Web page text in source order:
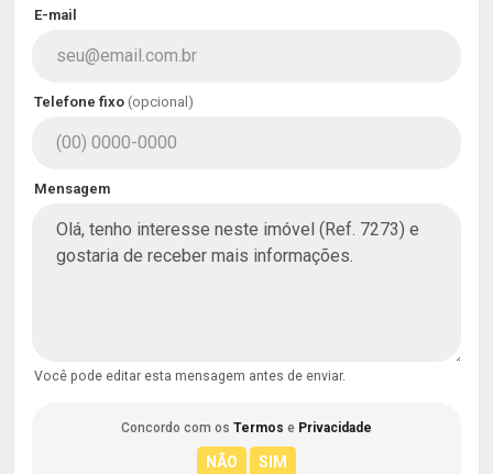
E-mail
Telefone fixo (opcional)
Mensagem
Você pode editar esta mensagem antes de enviar.
Concordo com os Termos e Privacidade